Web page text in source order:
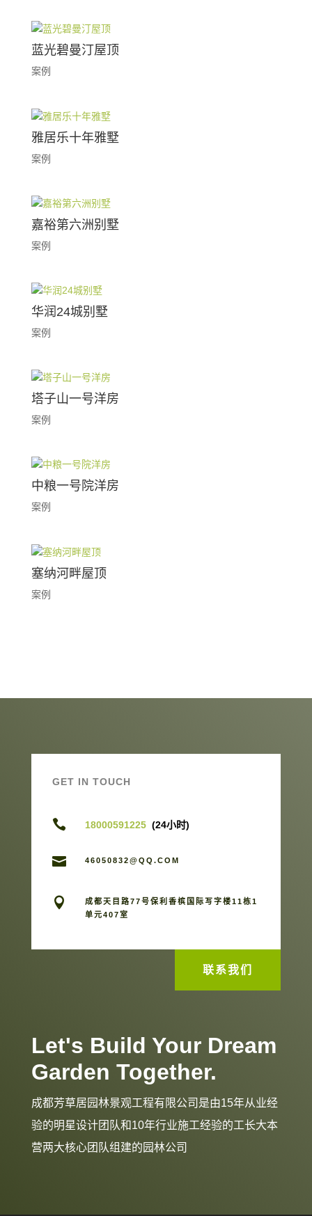
蓝光碧曼汀屋顶
案例
雅居乐十年雅墅
案例
嘉裕第六洲别墅
案例
华润24城别墅
案例
塔子山一号洋房
案例
中粮一号院洋房
案例
塞纳河畔屋顶
案例
GET IN TOUCH
 18000591225(24小时)
 46050832@QQ.COM

成都天目路77号保利香槟国际写字楼11栋1
单元407室
联系我们
Let's Build Your Dream
Garden Together.
成都芳草居园林景观工程有限公司是由15年从业经
验的明星设计团队和10年行业施工经验的工长大本
营两大核心团队组建的园林公司